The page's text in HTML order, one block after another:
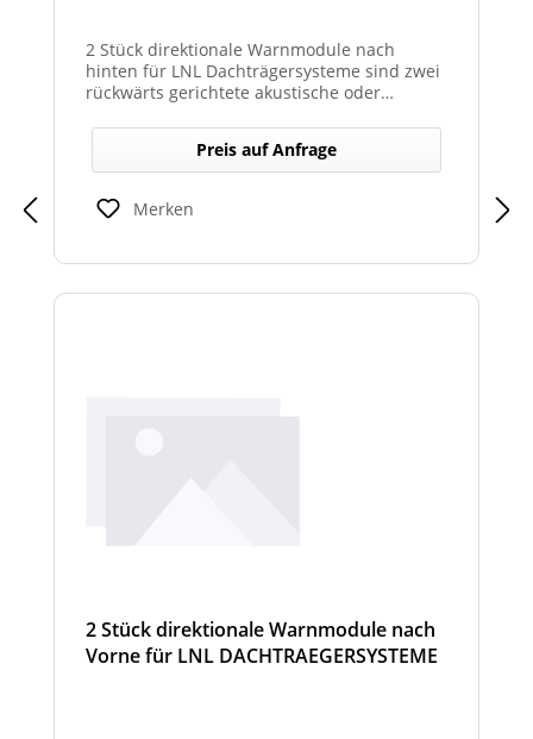
2 Stück direktionale Warnmodule nach
hinten für LNL Dachträgersysteme sind zwei
rückwärts gerichtete akustische oder
Dachträger, die in Richtung Heck gezielte
Warnsignale abgeben. Sie verbessern die
Sicht- und Hörbarkeit von Warnhinweisen
für den rückwärtigen Bereich und erhöhen
so die Sicherheit bei Rangier- oder
Preis auf Anfrage
Merken
2 Stück direktionale Warnmodule nach
Vorne für LNL DACHTRAEGERSYSTEME